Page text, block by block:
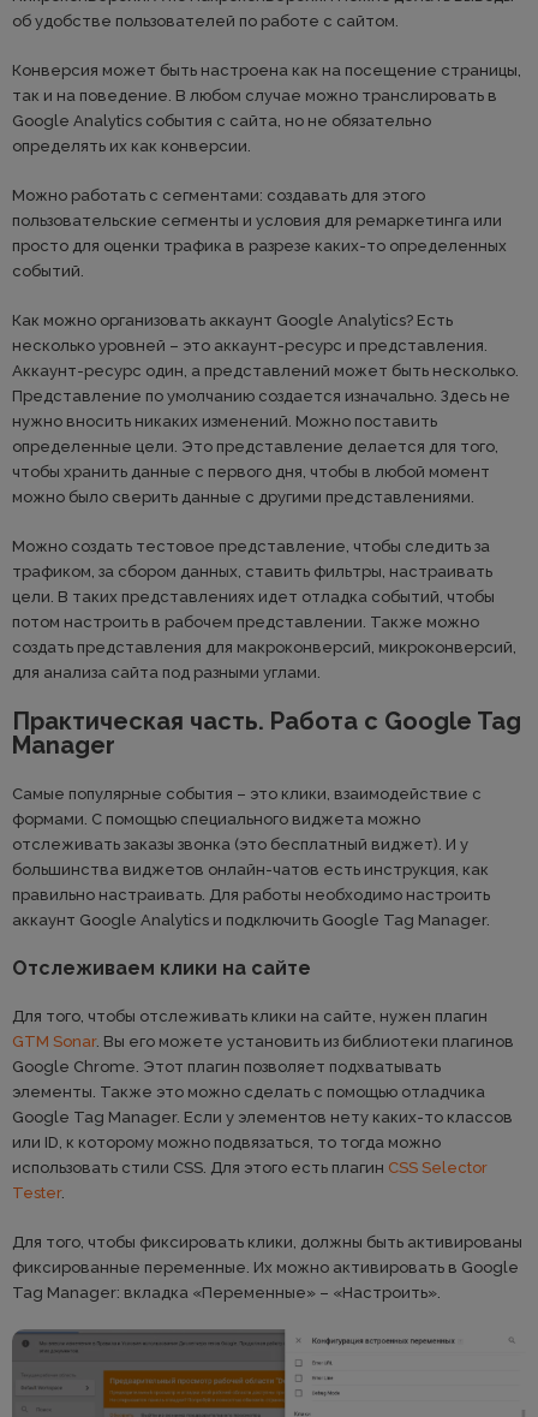
об удобстве пользователей по работе с сайтом.
Конверсия может быть настроена как на посещение страницы,
так и на поведение. В любом случае можно транслировать в
Google Analytics события с сайта, но не обязательно
определять их как конверсии.
Можно работать с сегментами: создавать для этого
пользовательские сегменты и условия для ремаркетинга или
просто для оценки трафика в разрезе каких-то определенных
событий.
Как можно организовать аккаунт Google Analytics? Есть
несколько уровней – это аккаунт-ресурс и представления.
Аккаунт-ресурс один, а представлений может быть несколько.
Представление по умолчанию создается изначально. Здесь не
нужно вносить никаких изменений. Можно поставить
определенные цели. Это представление делается для того,
чтобы хранить данные с первого дня, чтобы в любой момент
можно было сверить данные с другими представлениями.
Можно создать тестовое представление, чтобы следить за
трафиком, за сбором данных, ставить фильтры, настраивать
цели. В таких представлениях идет отладка событий, чтобы
потом настроить в рабочем представлении. Также можно
создать представления для макроконверсий, микроконверсий,
для анализа сайта под разными углами.
Практическая часть. Работа с Google Tag
Manager
Самые популярные события – это клики, взаимодействие с
формами. С помощью специального виджета можно
отслеживать заказы звонка (это бесплатный виджет). И у
большинства виджетов онлайн-чатов есть инструкция, как
правильно настраивать. Для работы необходимо настроить
аккаунт Google Analytics и подключить Google Tag Manager.
Отслеживаем клики на сайте
Для того, чтобы отслеживать клики на сайте, нужен плагин
GTM Sonar. Вы его можете установить из библиотеки плагинов
Google Chrome. Этот плагин позволяет подхватывать
элементы. Также это можно сделать с помощью отладчика
Google Tag Manager. Если у элементов нету каких-то классов
или ID, к которому можно подвязаться, то тогда можно
использовать стили CSS. Для этого есть плагин CSS Selector
Tester.
Для того, чтобы фиксировать клики, должны быть активированы
фиксированные переменные. Их можно активировать в Google
Tag Manager: вкладка «Переменные» – «Настроить».